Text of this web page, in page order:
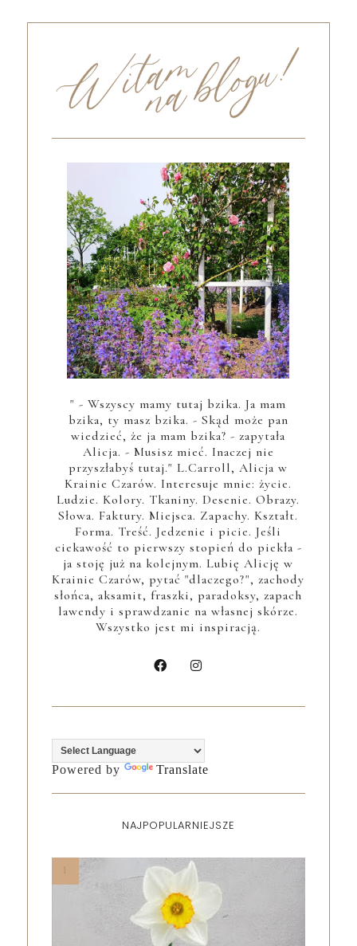
" - Wszyscy mamy tutaj bzika. Ja mam
bzika, ty masz bzika. - Skąd może pan
wiedzieć, że ja mam bzika? - zapytała
Alicja. - Musisz mieć. Inaczej nie
przyszłabyś tutaj." L.Carroll, Alicja w
Krainie Czarów. Interesuje mnie: życie.
Ludzie. Kolory. Tkaniny. Desenie. Obrazy.
Słowa. Faktury. Miejsca. Zapachy. Kształt.
Forma. Treść. Jedzenie i picie. Jeśli
ciekawość to pierwszy stopień do piekła -
ja stoję już na kolejnym. Lubię Alicję w
Krainie Czarów, pytać "dlaczego?", zachody
słońca, aksamit, fraszki, paradoksy, zapach
lawendy i sprawdzanie na własnej skórze.
Wszystko jest mi inspiracją.
Powered by Translate
NAJPOPULARNIEJSZE